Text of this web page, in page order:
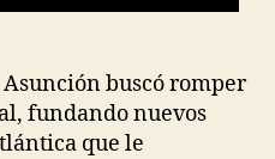
buscó romper
fundando nuevos
que le